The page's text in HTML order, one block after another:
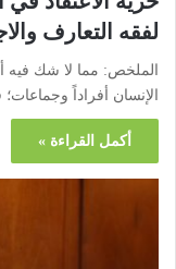
لفقه التعارف
الملخص: مما لا شك فيه
الإنسان أفراداً
أكمل القراءة »